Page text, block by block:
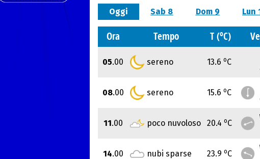
Oggi Sab 8 Dom 9 Lun
Ora Tempo T (oC)
05.00 sereno 13.6 oC
08.00 sereno 15.6 oC
11.00 poco nuvoloso 20.4 oC
14.00 nubi sparse 23.9 oC